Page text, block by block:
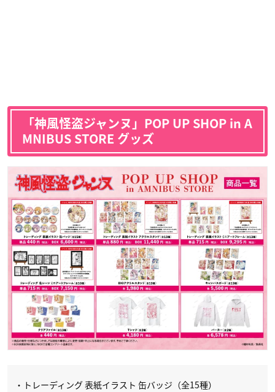
「 神風怪盗ジャンヌ」POP UP SHOP in A
MNIBUS STORE グッズ
・トレーディング 表紙イラスト 缶バッジ（全15種）